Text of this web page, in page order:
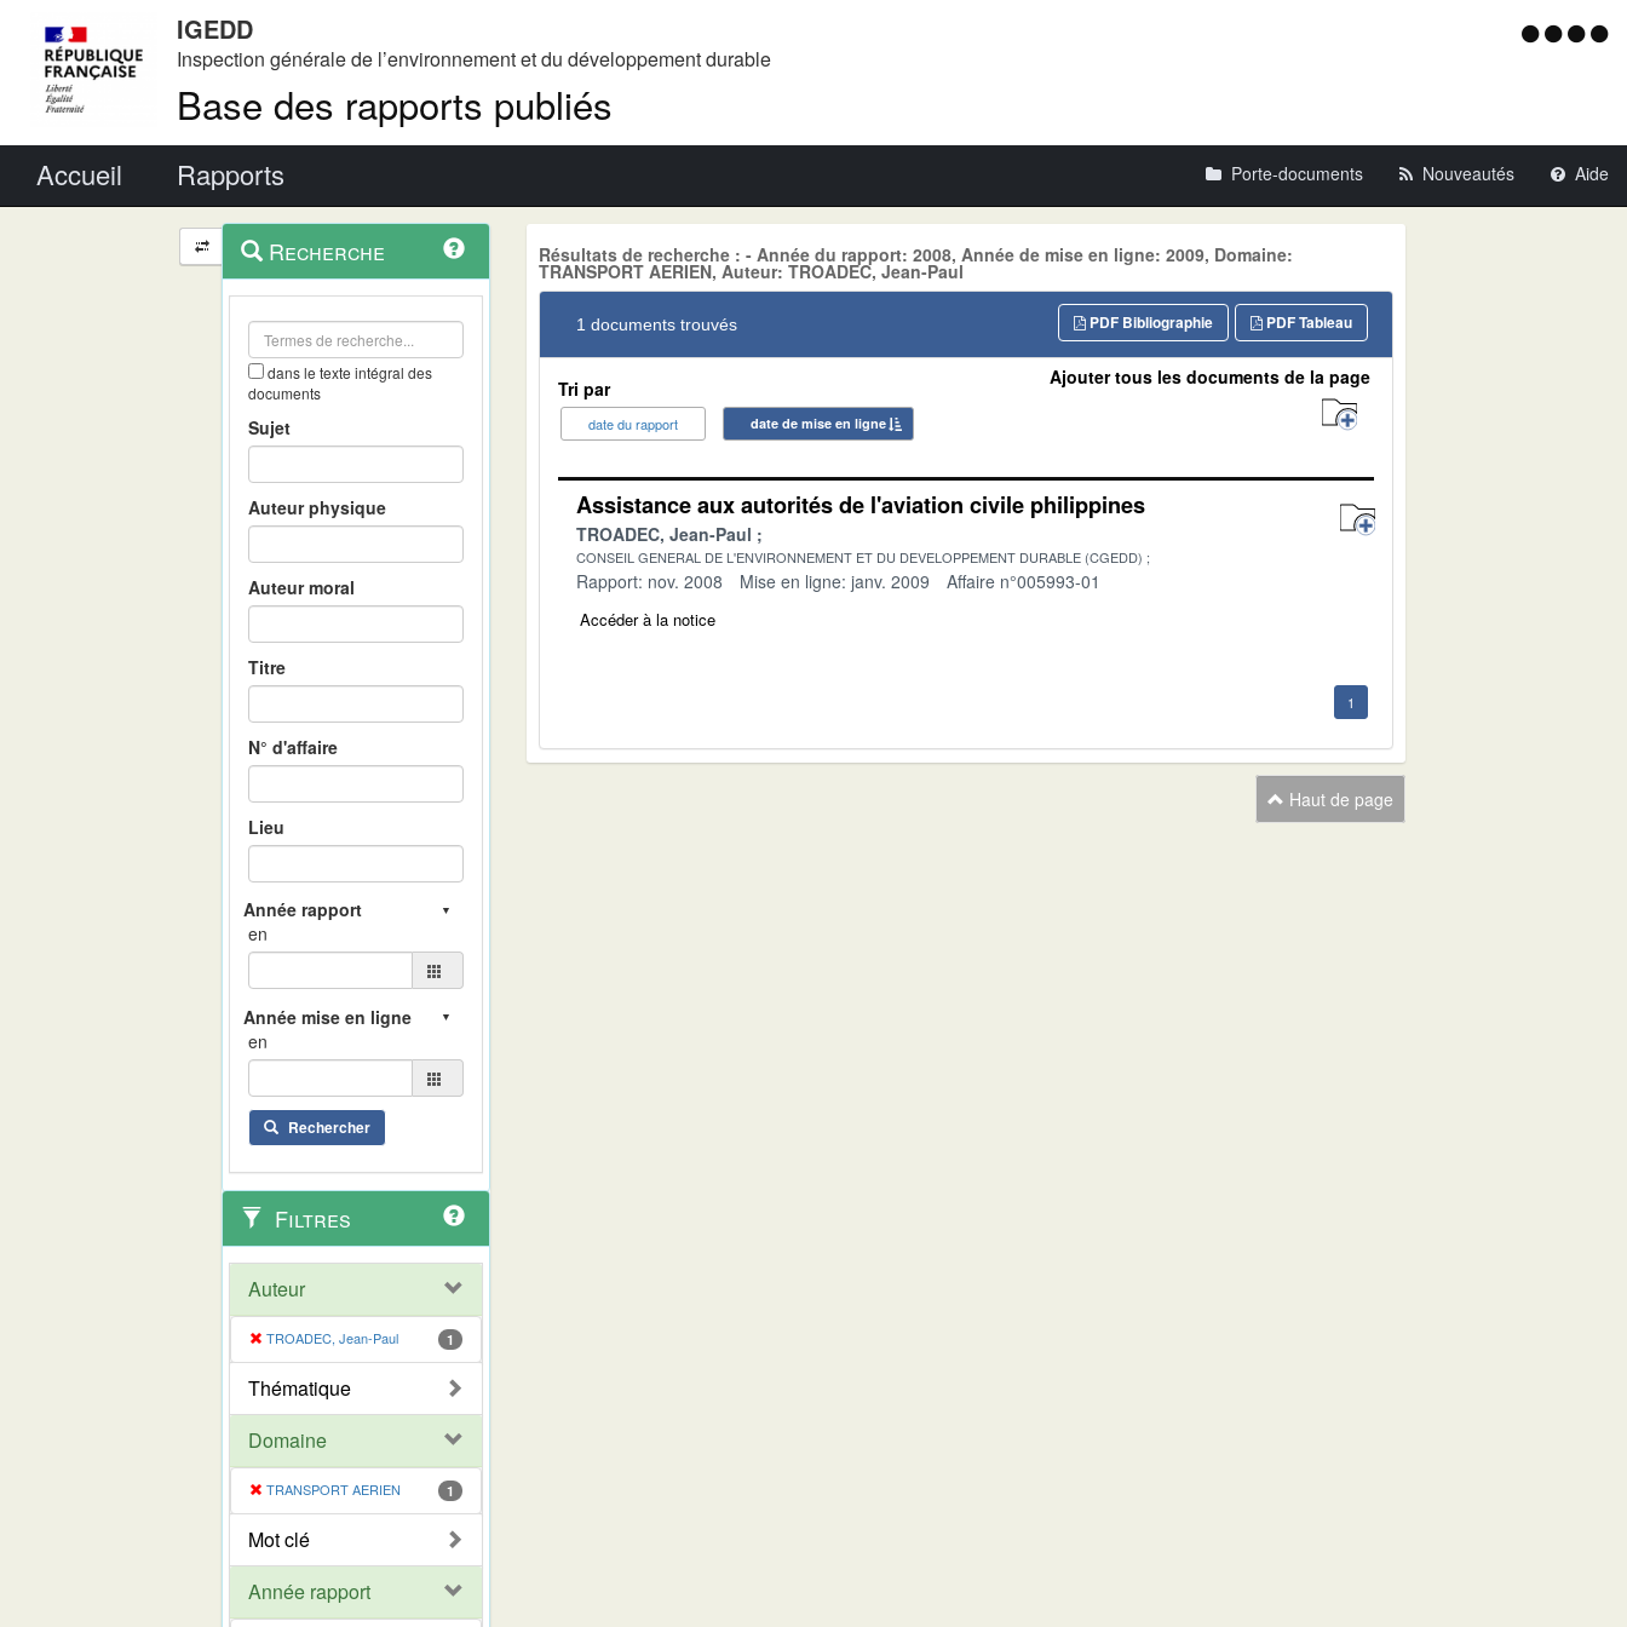
IGEDD
Inspection générale de l’environnement et du développement durable
Base des rapports publiés
Menu
Accueil Rapports Porte-documents Nouveautés Aide
Navigation
et
outils
contextuel
Recherche
dans le texte intégral des
documents
Sujet
Auteur physique
Auteur moral
Titre
N° d'affaire
Lieu
en
en
Rechercher
Filtres
Auteur
TROADEC, Jean-Paul 1
Thématique
Domaine
TRANSPORT AERIEN 1
Mot clé
Année rapport
Résultats de recherche : - Année du rapport: 2008, Année de mise en ligne: 2009, Domaine:
TRANSPORT AERIEN, Auteur: TROADEC, Jean-Paul
1 documents trouvés PDF Tableau
PDF Bibliographie
Tri par
date du rapport date de mise en ligne
Ajouter tous les documents de la page
Assistance aux autorités de l'aviation civile philippines
TROADEC, Jean-Paul
CONSEIL GENERAL DE L'ENVIRONNEMENT ET DU DEVELOPPEMENT DURABLE (CGEDD)
Rapport: nov. 2008 Mise en ligne: janv. 2009 Affaire n°005993-01
Accéder à la notice
1
Haut de page